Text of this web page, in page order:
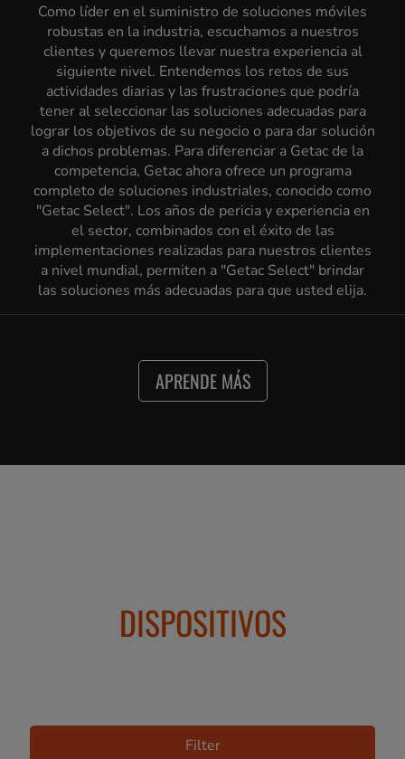
Como líder en el suministro de soluciones móviles
robustas en la industria, escuchamos a nuestros
clientes y queremos llevar nuestra experiencia al
siguiente nivel. Entendemos los retos de sus
actividades diarias y las frustraciones que podría
tener al seleccionar las soluciones adecuadas para
lograr los objetivos de su negocio o para dar solución
a dichos problemas. Para diferenciar a Getac de la
competencia, Getac ahora ofrece un programa
completo de soluciones industriales, conocido como
"Getac Select". Los años de pericia y experiencia en
el sector, combinados con el éxito de las
implementaciones realizadas para nuestros clientes
a nivel mundial, permiten a "Getac Select" brindar
las soluciones más adecuadas para que usted elija.
APRENDE MÁS
DISPOSITIVOS
Filter